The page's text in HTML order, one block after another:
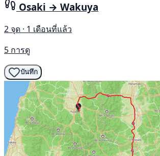
Osaki → Wakuya
2 จุด · 1 เดือนที่แล้ว
5 การดู
บันทึก